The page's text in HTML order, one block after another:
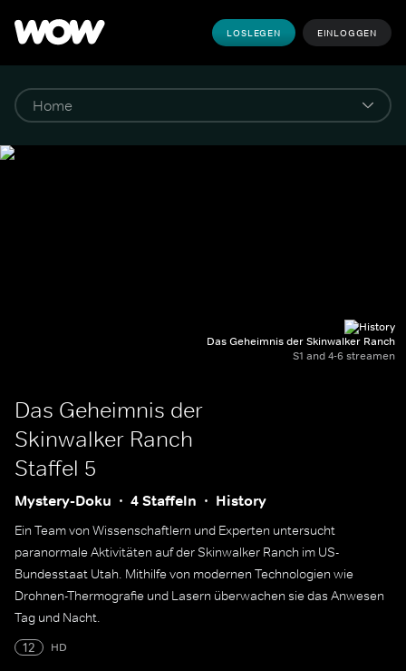
LOSLEGEN EINLOGGEN
Das Geheimnis der Skinwalker Ranch
S1 and 4-6 streamen
Das Geheimnis der
Skinwalker Ranch
Staffel 5
Mystery-Doku 4 Staffeln History
Ein Team von Wissenschaftlern und Experten untersucht
paranormale Aktivitäten auf der Skinwalker Ranch im US-
Bundesstaat Utah. Mithilfe von modernen Technologien wie
Drohnen-Thermografie und Lasern überwachen sie das Anwesen
Tag und Nacht.
12
HD